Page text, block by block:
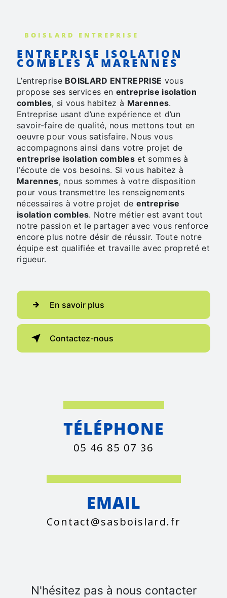
BOISLARD ENTREPRISE
ENTREPRISE ISOLATION
COMBLES À MARENNES
L’entreprise BOISLARD ENTREPRISE vous
propose ses services en entreprise isolation
combles, si vous habitez à Marennes.
Entreprise usant d’une expérience et d’un
savoir-faire de qualité, nous mettons tout en
oeuvre pour vous satisfaire. Nous vous
accompagnons ainsi dans votre projet de
entreprise isolation combleset sommes à
l’écoute de vos besoins. Si vous habitez à
Marennes, nous sommes à votre disposition
pour vous transmettre les renseignements
nécessaires à votre projet de entreprise
isolation combles. Notre métier est avant tout
notre passion et le partager avec vous renforce
encore plus notre désir de réussir. Toute notre
équipe est qualifiée et travaille avec propreté et
rigueur.
En savoir plus
Contactez-nous
TÉLÉPHONE
05 46 85 07 36
EMAIL
contact@sasboislard.fr
N'hésitez pas à nous contacter